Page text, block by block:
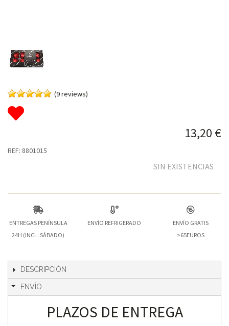
(9 reviews)
13,20 €
REF: 8801015
SIN EXISTENCIAS
ENTREGAS PENÍNSULA
24H (INCL. SÁBADO)
ENVÍO REFRIGERADO
ENVÍO GRATIS
>65EUROS
DESCRIPCIÓN
ENVÍO
PLAZOS DE ENTREGA